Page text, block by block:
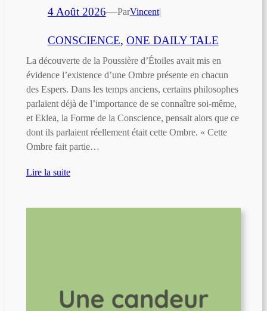
4 Août 2026—ParVincent|
CONSCIENCE, ONE DAILY TALE
La découverte de la Poussière d’Étoiles avait mis en
évidence l’existence d’une Ombre présente en chacun
des Espers. Dans les temps anciens, certains philosophes
parlaient déjà de l’importance de se connaître soi-même,
et Eklea, la Forme de la Conscience, pensait alors que ce
dont ils parlaient réellement était cette Ombre. « Cette
Ombre fait partie…
Lire la suite